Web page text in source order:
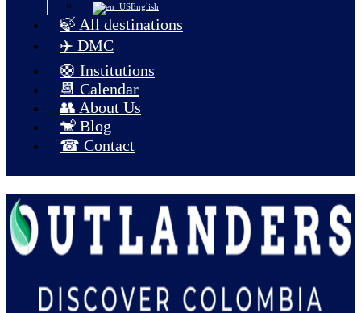
English
🍃 All destinations
✈️ DMC
🛟 Institutions
📆 Calendar
👥 About Us
🐒 Blog
☎ Contact